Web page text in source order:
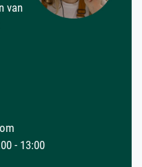
van
- 13:00